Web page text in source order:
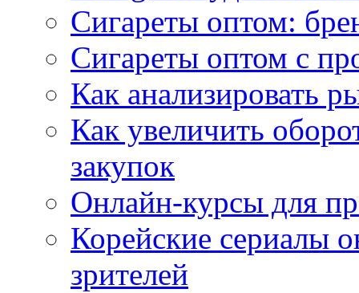
Сигареты оптом:
Сигареты оптом с
Как анализировать
Как увеличить
закупок
Онлайн-курсы для
Корейские сериалы
зрителей